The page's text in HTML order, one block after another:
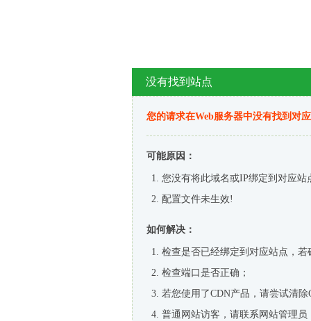
没有找到站点
您的请求在Web服务器中没有找到对
可能原因：
您没有将此域名或IP绑定到对应站
配置文件未生效!
如何解决：
检查是否已经绑定到对应站点，
检查端口是否正确；
若您使用了CDN产品，请尝试清除
普通网站访客，请联系网站管理员